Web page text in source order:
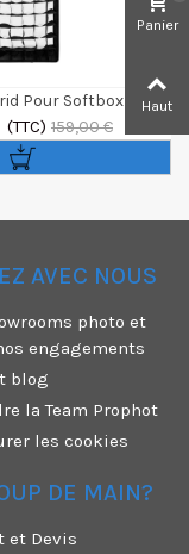
Pour Softbox 1x4'
(TTC) 159,00 €
AVEC NOUS
photo et
engagements
blog
la Team Prophot
les cookies
DE MAIN?
et Devis
Panier
Haut